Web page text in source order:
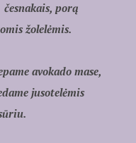
porą
žolelėmis.
avokado mase,
jusotelėmis